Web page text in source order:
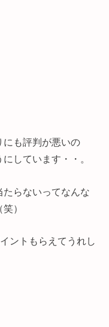
にも評判が悪いの
しています・・。
らないってなんな
）
ントもらえてうれし